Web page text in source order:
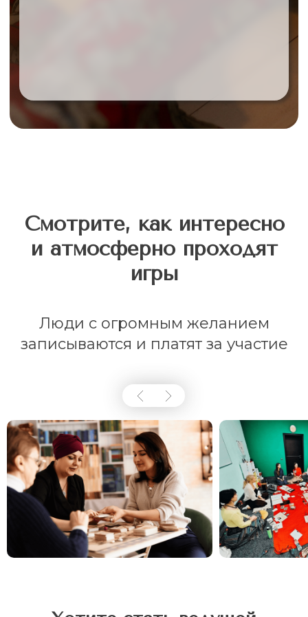
Смотрите, как интересно
и атмосферно проходят
игры
Люди с огромным желанием
записываются и платят за участие
Я согласен сПолитикой
обработки персональных
данных